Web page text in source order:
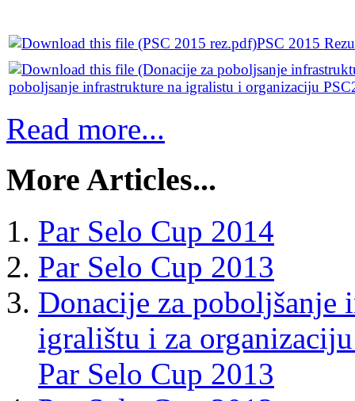
PSC 2015
poboljsanje infrastrukture na igralistu i organizaciju
Read more...
More Articles...
Par Selo Cup 2014
Par Selo Cup 2013
Donacije za poboljšanje
igralištu i za
Par Selo Cup 2013